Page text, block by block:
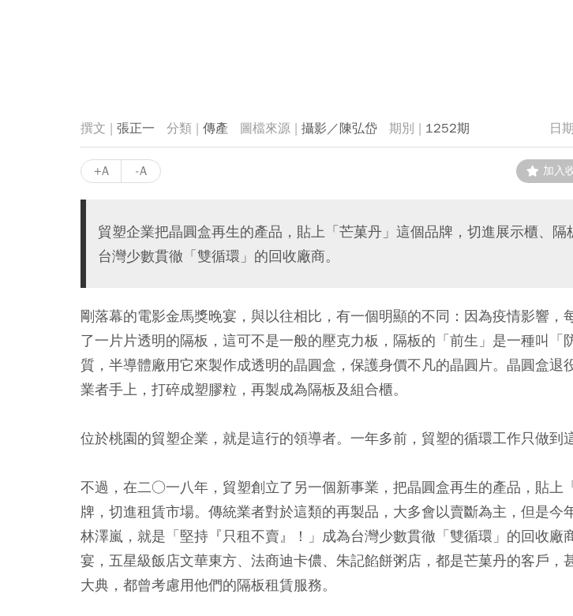
張正一 傳產 攝影／陳弘岱 1252期
+A -A 加入
貿塑企業把晶圓盒再生的產品，貼上「芒菓丹」這個品牌，切進展示櫃、隔
台灣少數貫徹「雙循環」的回收廠商。
剛落幕的電影金馬獎晚宴，與以往相比，有一個明顯的不同：因為疫情影響，
了一片片透明的隔板，這可不是一般的壓克力板，隔板的「前生」是一種叫「
質，半導體廠用它來製作成透明的晶圓盒，保護身價不凡的晶圓片。晶圓盒退
業者手上，打碎成塑膠粒，再製成為隔板及組合櫃。
位於桃園的貿塑企業，就是這行的領導者。一年多前，貿塑的循環工作只做到這
不過，在二○一八年，貿塑創立了另一個新事業，把晶圓盒再生的產品，貼上
牌，切進租賃市場。傳統業者對於這類的再製品，大多會以賣斷為主，但是今
林澤嵐，就是「堅持『只租不賣』！」成為台灣少數貫徹「雙循環」的回收廠
宴，五星級飯店文華東方、法商迪卡儂、朱記餡餅粥店，都是芒菓丹的客戶
大典，都曾考慮用他們的隔板租賃服務。